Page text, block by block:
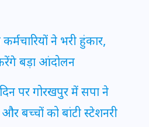
ने भरी हुंकार,
बड़ा आंदोलन
पर गोरखपुर में सपा ने
बच्चों को बांटी स्टेशनरी